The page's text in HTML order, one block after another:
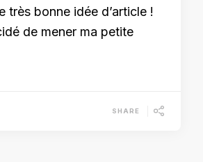
très bonne idée d’article !
de mener ma petite
SHARE